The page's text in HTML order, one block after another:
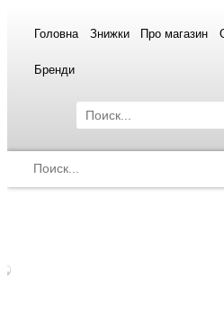
Головна Знижки Про магазин
Бренди